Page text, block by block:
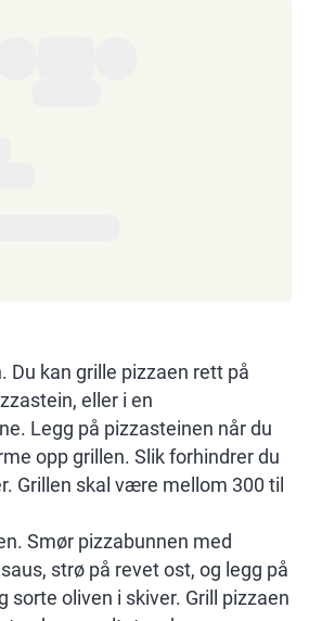
Du kan grille pizzaen rett på
eller i en
Legg på pizzasteinen når du
opp grillen. Slik forhindrer du
Grillen skal være mellom 300 til
Smør pizzabunnen med
strø på revet ost, og legg på
sorte oliven i skiver. Grill pizzaen